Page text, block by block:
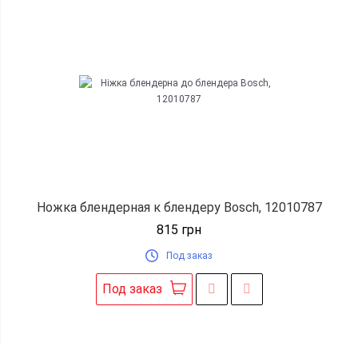
Ножка блендерная к блендеру Bosch, 12010787
815 грн
Под заказ
Под заказ